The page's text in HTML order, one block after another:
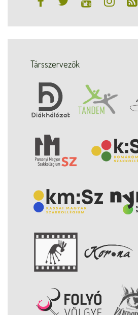
Társszervezők